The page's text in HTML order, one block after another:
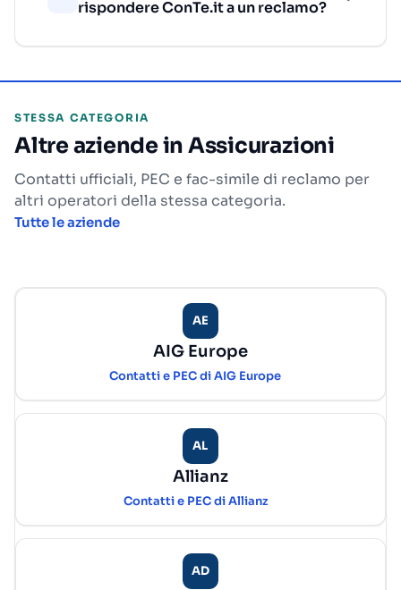
rispondere ConTe.it a un reclamo?
STESSA CATEGORIA
Altre aziende in Assicurazioni
Contatti ufficiali, PEC e fac-simile di reclamo per
altri operatori della stessa categoria.
Tutte le aziende
AE
AIG Europe
Contatti e PEC di AIG Europe
AL
Allianz
Contatti e PEC di Allianz
AD